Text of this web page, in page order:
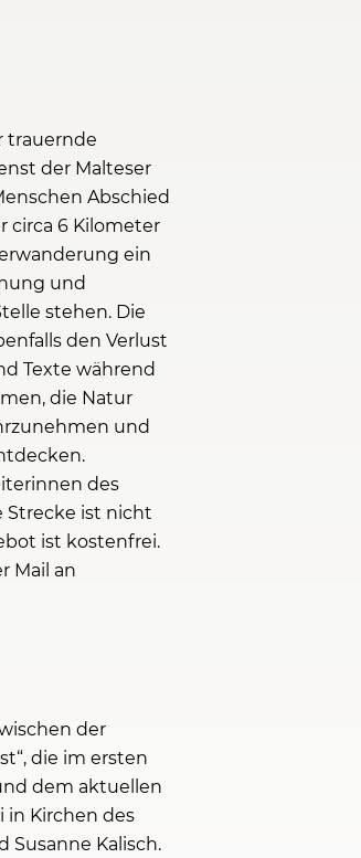
trauernde
der Malteser
Abschied
circa 6 Kilometer
ein
und
stehen. Die
den Verlust
Texte während
die Natur
und
des
Strecke ist nicht
ist kostenfrei.
Mail an
der
die im ersten
dem aktuellen
in Kirchen des
Susanne Kalisch.